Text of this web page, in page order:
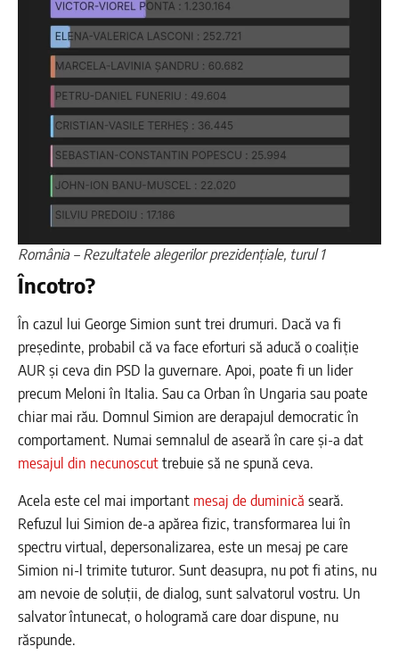
România – Rezultatele alegerilor prezidențiale, turul 1
Încotro?
În cazul lui George Simion sunt trei drumuri. Dacă va fi
președinte, probabil că va face eforturi să aducă o coaliție
AUR și ceva din PSD la guvernare. Apoi, poate fi un lider
precum Meloni în Italia. Sau ca Orban în Ungaria sau poate
chiar mai rău. Domnul Simion are derapajul democratic în
comportament. Numai semnalul de aseară în care și-a dat
mesajul din necunoscuttrebuie să ne spună ceva.
Acela este cel mai important mesaj de duminică seară.
Refuzul lui Simion de-a apărea fizic, transformarea lui în
spectru virtual, depersonalizarea, este un mesaj pe care
Simion ni-l trimite tuturor. Sunt deasupra, nu pot fi atins, nu
am nevoie de soluții, de dialog, sunt salvatorul vostru. Un
salvator întunecat, o hologramă care doar dispune, nu
răspunde.